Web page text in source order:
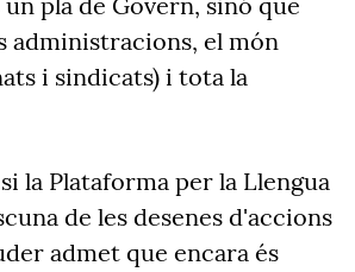
administracions, el món
i sindicats) i tota la
la Plataforma per la Llengua
de les desenes d'accions
admet que encara és